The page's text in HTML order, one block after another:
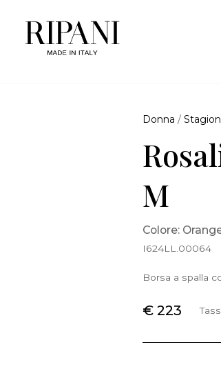
Donna /
M
Colore:
I624LL.00064
Borsa a spalla
€ 223